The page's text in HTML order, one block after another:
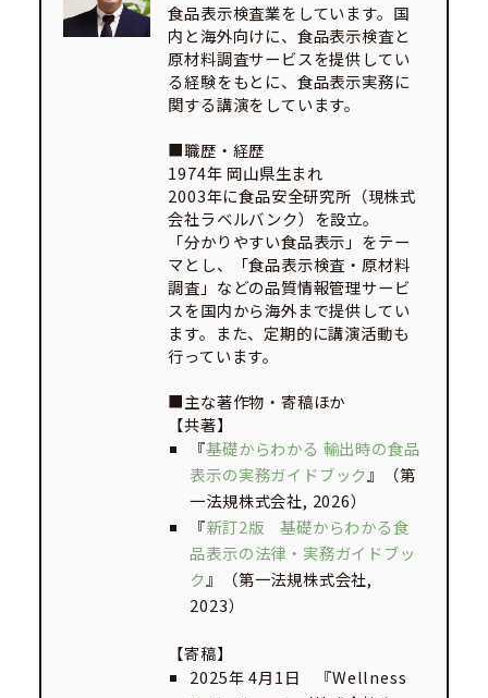
食品表示検査業をしています。国
内と海外向けに、食品表示検査と
原材料調査サービスを提供してい
る経験をもとに、食品表示実務に
関する講演をしています。
■職歴・経歴
1974年 岡山県生まれ
2003年に食品安全研究所（現株式
会社ラベルバンク）を設立。
「分かりやすい食品表示」をテー
マとし、「食品表示検査・原材料
調査」などの品質情報管理サービ
スを国内から海外まで提供してい
ます。また、定期的に講演活動も
行っています。
■主な著作物・寄稿ほか
【共著】
『基礎からわかる 輸出時の食品
表示の実務ガイドブック 』（第
一法規株式会社, 2026）
『新訂2版 基礎からわかる食
品表示の法律・実務ガイドブッ
ク 』（第一法規株式会社,
2023）
【寄稿】
2025年 4月1日 『Wellness